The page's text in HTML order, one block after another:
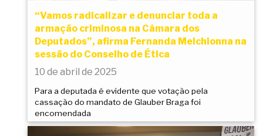
“Vamos radicalizar e denunciar toda a
armação criminosa na Câmara dos
Deputados”, afirma Fernanda Melchionna na
sessão do Conselho de Ética
10 de abril de 2025
Para a deputada é evidente que votação pela
cassação do mandato de Glauber Braga foi
encomendada